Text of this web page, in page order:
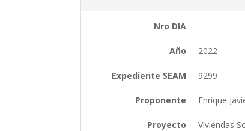
Nro DIA
Año 2022
Expediente SEAM 9299
Proponente Enrique
Proyecto Viviendas